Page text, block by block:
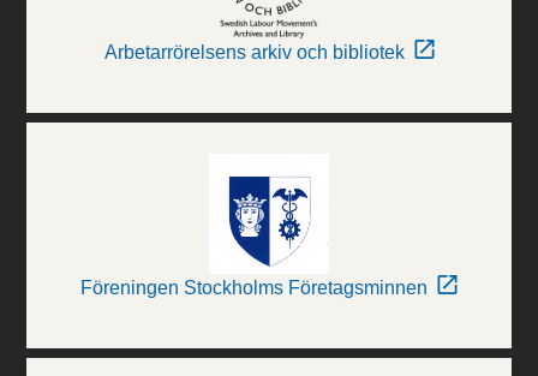
Arbetarrörelsens arkiv och bibliotek
Föreningen Stockholms Företagsminnen